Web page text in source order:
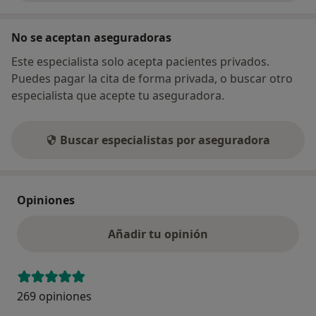
No se aceptan aseguradoras
Este especialista solo acepta pacientes privados.
Puedes pagar la cita de forma privada, o buscar otro
especialista que acepte tu aseguradora.
Buscar especialistas por aseguradora
Opiniones
Añadir tu opinión
269 opiniones